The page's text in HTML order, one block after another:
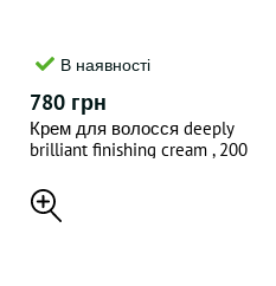
В наявності
780 грн
Крем для волосся deeply
brilliant finishing cream , 200